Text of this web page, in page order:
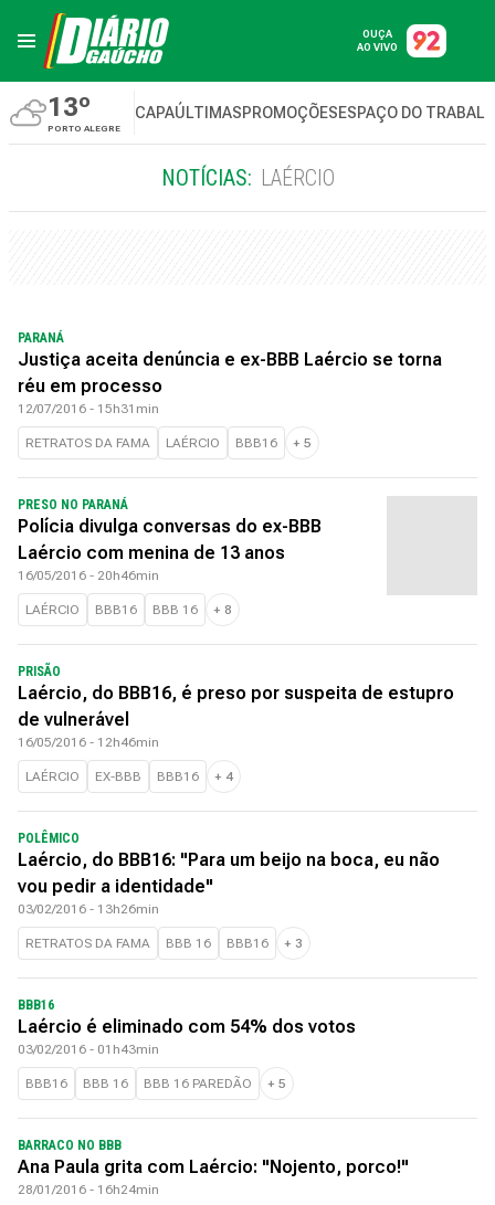
OUÇA
AO VIVO
13º
PORTO ALEGRE
CAPAÚLTIMASPROMOÇÕESESPAÇO DO
NOTÍCIAS: LAÉRCIO
PARANÁ
Justiça aceita denúncia e ex-BBB Laércio se torna
réu em processo
12/07/2016 - 15h31min
RETRATOS DA FAMA LAÉRCIO BBB16 + 5
PRESO NO PARANÁ
Polícia divulga conversas do ex-BBB
Laércio com menina de 13 anos
16/05/2016 - 20h46min
LAÉRCIO BBB16 BBB 16 + 8
PRISÃO
Laércio, do BBB16, é preso por suspeita de estupro
de vulnerável
16/05/2016 - 12h46min
LAÉRCIO EX-BBB BBB16 + 4
POLÊMICO
Laércio, do BBB16: "Para um beijo na boca, eu não
vou pedir a identidade"
03/02/2016 - 13h26min
RETRATOS DA FAMA BBB 16 BBB16 + 3
BBB16
Laércio é eliminado com 54% dos votos
03/02/2016 - 01h43min
BBB16 BBB 16 BBB 16 PAREDÃO + 5
BARRACO NO BBB
Ana Paula grita com Laércio: "Nojento, porco!"
28/01/2016 - 16h24min